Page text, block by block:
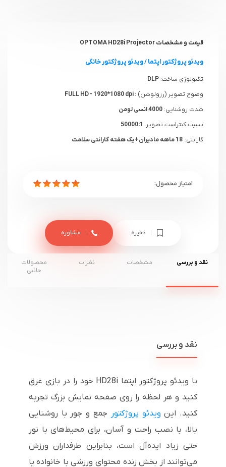
قیمت و مشخصات OPTOMA HD28i Projector
ویدئو پروژکتور اپتما/ویدئو پروژکتور خانگی
تکنولوژی ساخت: DLP
وضوح تصویر (رزولوشن) :
شدت روشنایی: 4000 انسی لومن
نسبت کنتراست تصویر:
گارانتی:
ذخیره مشاوره
نقد و بررسی مشخصات نظرات
محصولات
جانبی
نقد و بررسی
با ویدئو پروژکتور اپتما HD28i خود را در بازی غرق
کنید و هر لحظه را روی صفحه نمایش بزرگ تجربه
کنید. این ویدئو پروژکتور جمع و جور با روشنایی
بالا، با نصب راحت و آسان، برای محیط‌های با نور
حتی زیاد ایده‌آل است، بنابراین طرفداران ورزش
می‌توانند از بخش زنده محتوای ورزشی با خانواده یا